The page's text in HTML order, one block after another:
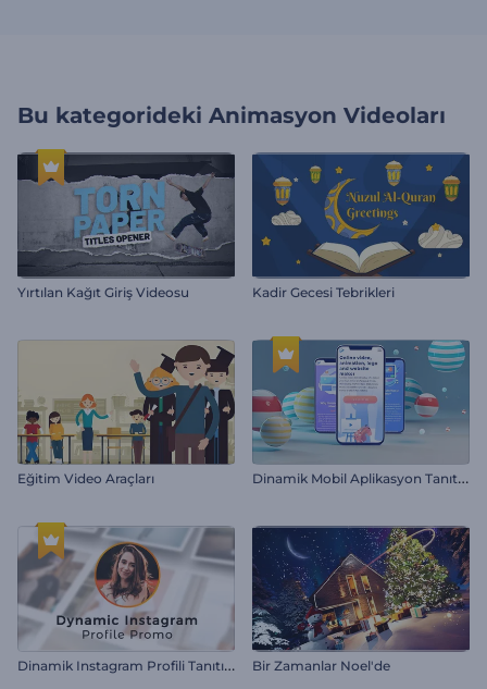
Bu kategorideki Animasyon Videoları
Yırtılan Kağıt Giriş Videosu Kadir Gecesi Tebrikleri
Eğitim Video Araçları D
inamik Mobil Aplikasyon Tanıtımı
D
inamik Instagram Profili Tanıtımı Bir Zamanlar Noel'de